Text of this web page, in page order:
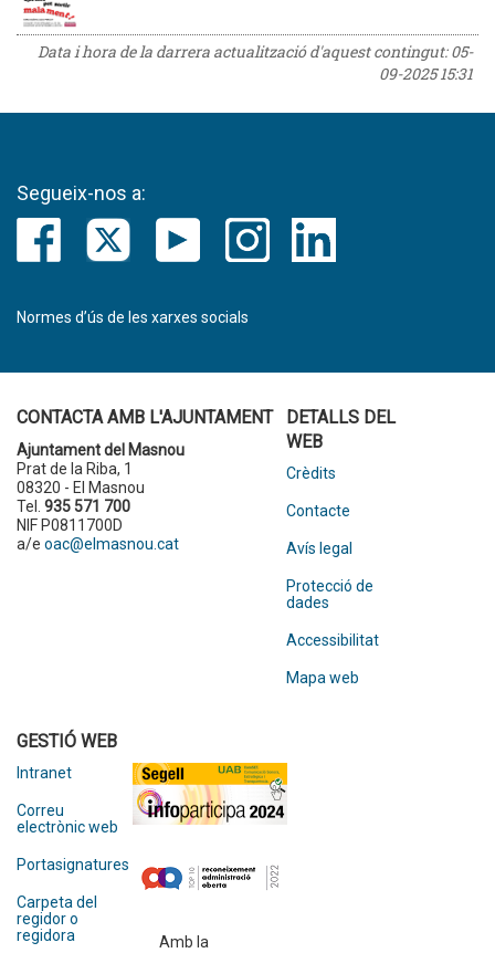
Data i hora de la darrera actualització d'aquest contingut:05-
09-2025 15:31
Segueix-nos a:
Normes d’ús de les xarxes socials
CONTACTA AMB L'AJUNTAMENT
Ajuntament del Masnou
Prat de la Riba, 1
08320 - El Masnou
Tel. 935 571 700
NIF P0811700D
a/e oac@elmasnou.cat
DETALLS DEL
WEB
Crèdits
Contacte
Avís legal
Protecció de
dades
Accessibilitat
Mapa web
GESTIÓ WEB
Intranet
Correu
electrònic web
Portasignatures
Carpeta del
regidor o
regidora
Amb la